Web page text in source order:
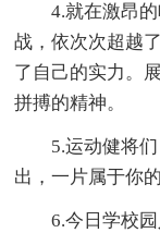
4.就在激昂
战，依次次超越
了自己的实力。
拼搏的精神。
5.运动健将
出，一片属于你
6.今日学校